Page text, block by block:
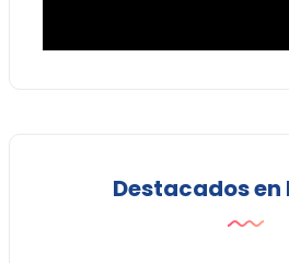
Destacados